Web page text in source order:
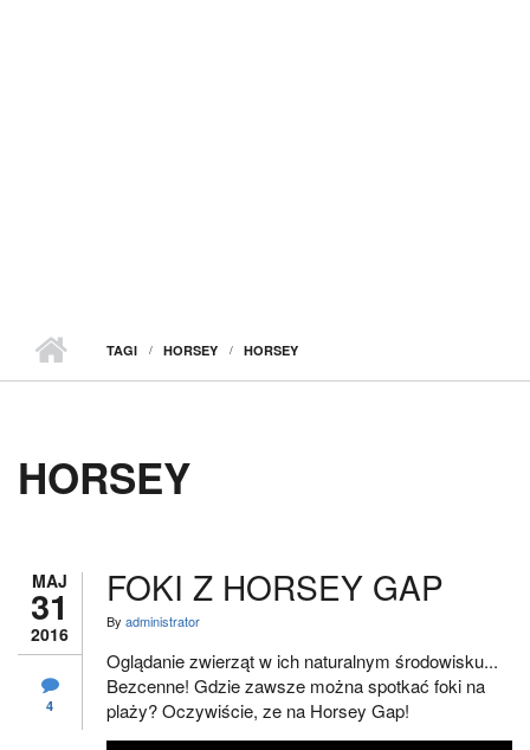
TAGI HORSEY HORSEY
HORSEY
MAJ
31
2016
4
FOKI Z HORSEY GAP
By administrator
Oglądanie zwierząt w ich naturalnym środowisku...
Bezcenne! Gdzie zawsze można spotkać foki na
plaży? Oczywiście, ze na Horsey Gap!